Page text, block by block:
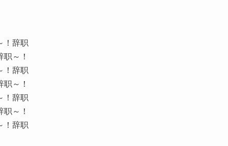
！辞职
～！
！辞职
～！
！辞职
～！
！辞职